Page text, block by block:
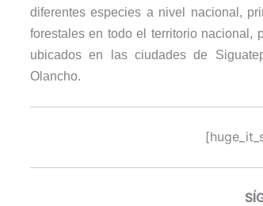
diferentes especies a nivel nacional,
forestales en todo el territorio nacional,
ubicados en las ciudades de
Olancho.